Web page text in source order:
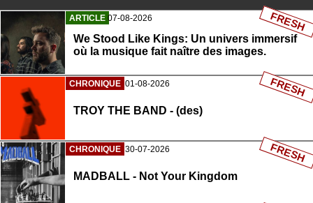
ARTICLE 07-08-2026
We Stood Like Kings: Un univers immersif
où la musique fait naître des images.
FRESH
CHRONIQUE 01-08-2026
TROY THE BAND - (des)
FRESH
CHRONIQUE 30-07-2026
MADBALL - Not Your Kingdom
FRESH